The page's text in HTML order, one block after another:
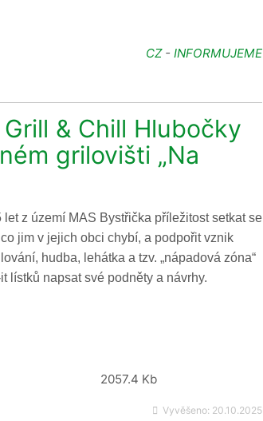
CZ- INFORMUJEME
& Chill Hlubočky
grilovišti „Na
z území MAS Bystřička příležitost setkat se
jim v jejich obci chybí, a podpořit vznik
hudba, lehátka a tzv. „nápadová zóna“
lístků napsat své podněty a návrhy.
2057.4 Kb
Vyvěšeno: 20.10.2025